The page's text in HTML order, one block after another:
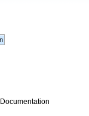
Documentation